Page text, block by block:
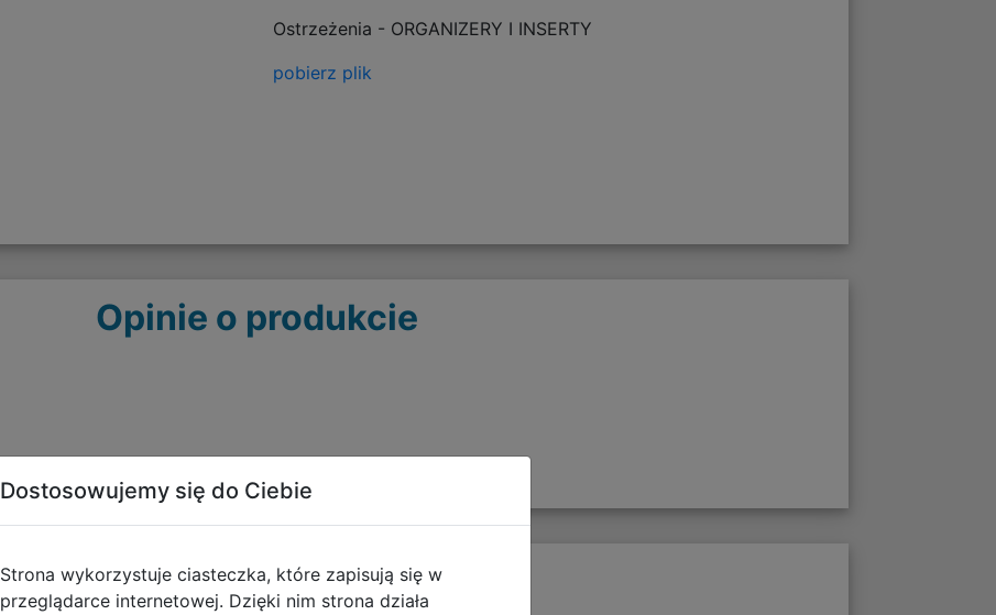
Ostrzeżenia - ORGANIZERY I INSERTY
pobierz plik
Opinie o produkcie
Polecane
Dostosowujemy się do Ciebie
Strona wykorzystuje ciasteczka, które zapisują się w
przeglądarce internetowej. Dzięki nim strona działa